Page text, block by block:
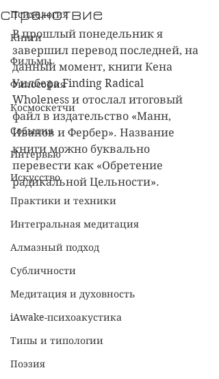
Психология
Книги
Фильмы
Философия
Космоскетчи
События
Интервью
Искусство
Практики и техники
Интегральная медитация
Алмазный подход
Субличности
Медитация и духовность
iAwake-психоакустика
Типы и типологии
Поэзия
странствие
В прошлый понедельник я
завершил перевод последней, на
данный момент, книги Кена
Уилбера Finding Radical
Wholeness и отослал итоговый
файл в издательство «Манн,
Иванов и Фербер». Название
книги можно буквально
перевести как «Обретение
радикальной Цельности».